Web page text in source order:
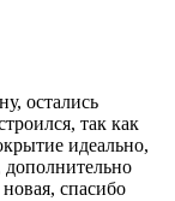
остались
так как
идеально,
дополнительно
спасибо